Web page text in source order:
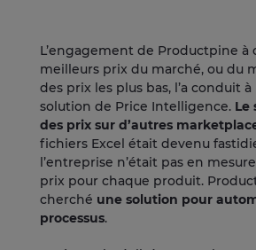
L’engagement de Productpine à
meilleurs prix du marché, ou du
des prix les plus bas, l’a conduit
solution de Price Intelligence. Le
des prix sur d’autres
fichiers Excel était devenu
l’entreprise n’était pas en
prix pour chaque produit.
cherché une solution pour
processus.